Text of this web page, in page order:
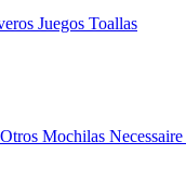
Juegos Toallas
Otros Mochilas Necessaire